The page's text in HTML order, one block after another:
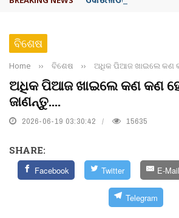
ବିଶେଷ
Home ›› ବିଶେଷ ›› ଅଧିକ ପିଆଜ ଖାଇଲେ କଣ
ଅଧିକ ପିଆଜ ଖାଇଲେ କଣ କଣ
ଜାଣନ୍ତୁ....
2026-06-19 03:30:42 15635
SHARE:
Facebook Twitter E-Mail
Telegram